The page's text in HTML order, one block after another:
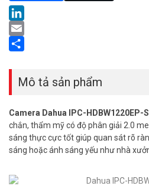
LinkedIn
Email
Mô tả sản phẩm
Camera Dahua IPC-HDBW1220EP-S
chắn, thẩm mỹ có độ phân giải 2.0
sáng thực cực tốt giúp quan sát rõ
sáng hoặc ánh sáng yếu như nhà